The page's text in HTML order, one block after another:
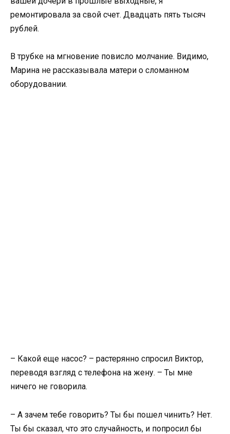
ремонтировала за свой счет. Двадцать пять тысяч
рублей.
В трубке на мгновение повисло молчание. Видимо,
Марина не рассказывала матери о сломанном
оборудовании.
– Какой еще насос? – растерянно спросил Виктор,
переводя взгляд с телефона на жену. – Ты мне
ничего не говорила.
– А зачем тебе говорить? Ты бы пошел чинить? Нет.
Ты бы сказал, что это случайность, и попросил бы